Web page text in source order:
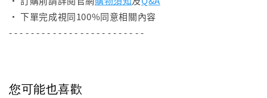
• 下單完成視同100%同意相關內容
- - - - - - - - - - - - - - - - - - - - - - - - -
您可能也喜歡